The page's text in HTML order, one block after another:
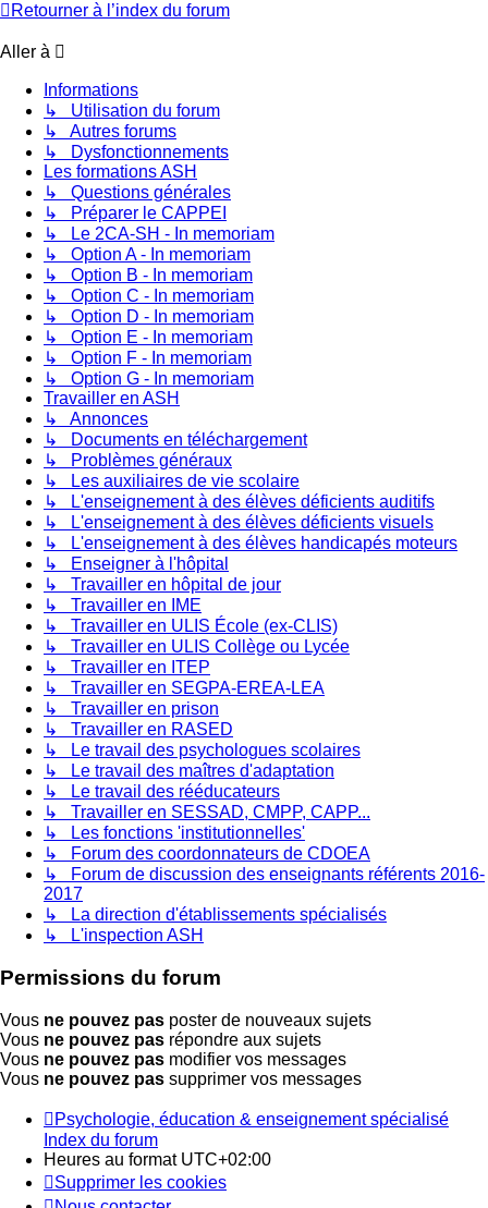
Retourner à l’index du forum
Aller à
Informations
↳ Utilisation du forum
↳ Autres forums
↳ Dysfonctionnements
Les formations ASH
↳ Questions générales
↳ Préparer le CAPPEI
↳ Le 2CA-SH - In memoriam
↳ Option A - In memoriam
↳ Option B - In memoriam
↳ Option C - In memoriam
↳ Option D - In memoriam
↳ Option E - In memoriam
↳ Option F - In memoriam
↳ Option G - In memoriam
Travailler en ASH
↳ Annonces
↳ Documents en téléchargement
↳ Problèmes généraux
↳ Les auxiliaires de vie scolaire
↳ L'enseignement à des élèves déficients auditifs
↳ L'enseignement à des élèves déficients visuels
↳ L'enseignement à des élèves handicapés moteurs
↳ Enseigner à l'hôpital
↳ Travailler en hôpital de jour
↳ Travailler en IME
↳ Travailler en ULIS École (ex-CLIS)
↳ Travailler en ULIS Collège ou Lycée
↳ Travailler en ITEP
↳ Travailler en SEGPA-EREA-LEA
↳ Travailler en prison
↳ Travailler en RASED
↳ Le travail des psychologues scolaires
↳ Le travail des maîtres d'adaptation
↳ Le travail des rééducateurs
↳ Travailler en SESSAD, CMPP, CAPP...
↳ Les fonctions 'institutionnelles'
↳ Forum des coordonnateurs de CDOEA
↳ Forum de discussion des enseignants référents 2016-
2017
↳ La direction d'établissements spécialisés
↳ L'inspection ASH
Permissions du forum
Vous ne pouvez pas poster de nouveaux sujets
Vous ne pouvez pas répondre aux sujets
Vous ne pouvez pas modifier vos messages
Vous ne pouvez pas supprimer vos messages
Psychologie, éducation & enseignement spécialisé
Index du forum
Heures au format UTC+02:00
Supprimer les cookies